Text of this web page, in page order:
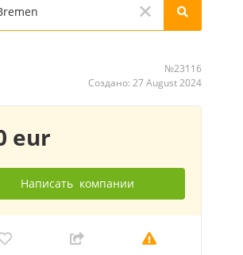
№23116
Создано: 27 August 2024
eur
Написать компании